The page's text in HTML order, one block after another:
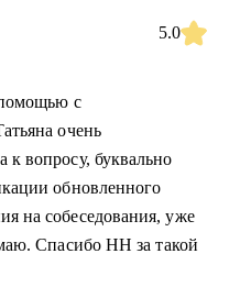
5.0
помощью с
очень
к вопросу, буквально
обновленного
на собеседования, уже
Спасибо HH за такой